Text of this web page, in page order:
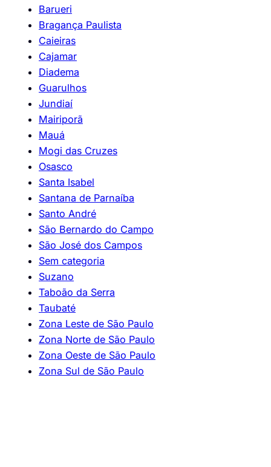
Barueri
Bragança Paulista
Caieiras
Cajamar
Diadema
Guarulhos
Jundiaí
Mairiporã
Mauá
Mogi das Cruzes
Osasco
Santa Isabel
Santana de Parnaíba
Santo André
São Bernardo do Campo
São José dos Campos
Sem categoria
Suzano
Taboão da Serra
Taubaté
Zona Leste de São Paulo
Zona Norte de São Paulo
Zona Oeste de São Paulo
Zona Sul de São Paulo